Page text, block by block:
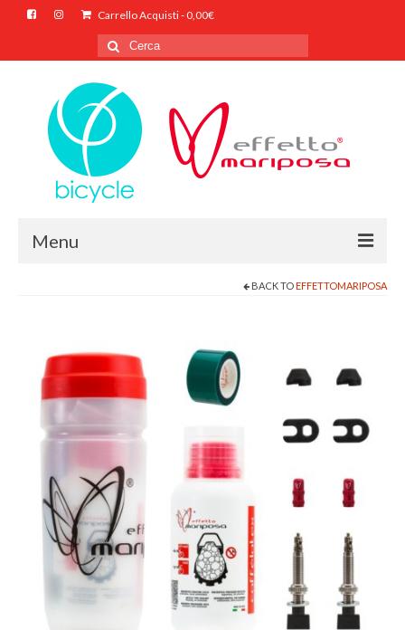
Carrello Acquisti-0,00€
Cerca
per:
Menu
SHOP ONLINE
CONTATTI
AREA RISERVATA
BACK TOEFFETTOMARIPOSA